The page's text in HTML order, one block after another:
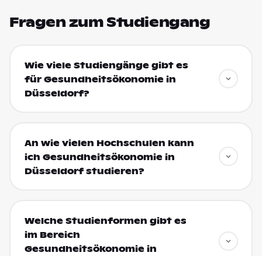
Fragen zum Studiengang
Wie viele Studiengänge gibt es
für Gesundheitsökonomie in
Düsseldorf?
An wie vielen Hochschulen kann
ich Gesundheitsökonomie in
Düsseldorf studieren?
Welche Studienformen gibt es
im Bereich
Gesundheitsökonomie in